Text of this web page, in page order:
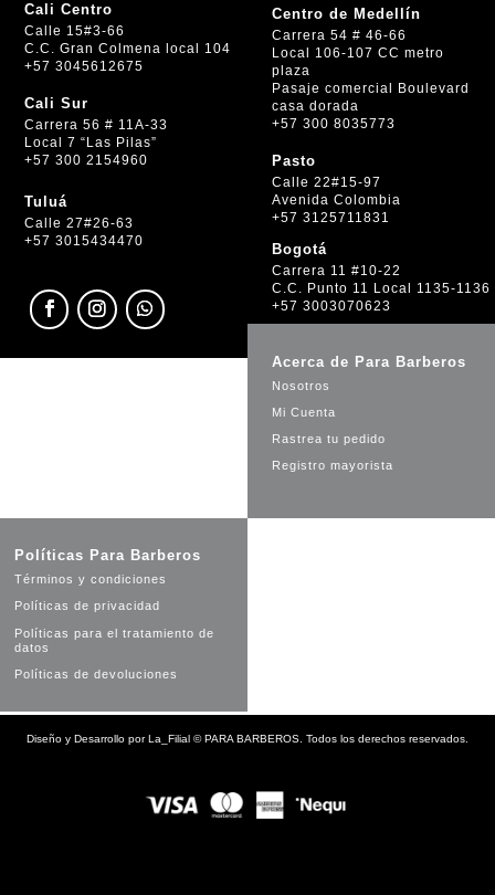
Cali Centro
Calle 15#3-66
C.C. Gran Colmena local 104
+57 3045612675
Cali Sur
Carrera 56 # 11A-33
Local 7 “Las Pilas”
+57 300 2154960
Tuluá
Calle 27#26-63
+57 3015434470
Centro de Medellín
Carrera 54 # 46-66
Local 106-107 CC metro
plaza
Pasaje comercial Boulevard
casa dorada
+57 300 8035773
Pasto
Calle 22#15-97
Avenida Colombia
+57 3125711831
Bogotá
Carrera 11 #10-22
C.C. Punto 11 Local 1135-1136
+57 3003070623
Acerca de Para Barberos
Nosotros
Mi Cuenta
Rastrea tu pedido
Registro mayorista
Políticas Para Barberos
Términos y condiciones
Políticas de privacidad
Políticas para el tratamiento de
datos
Políticas de devoluciones
Diseño y Desarrollo porLa_Filial ©PARA BARBEROS. Todos los derechos reservados.